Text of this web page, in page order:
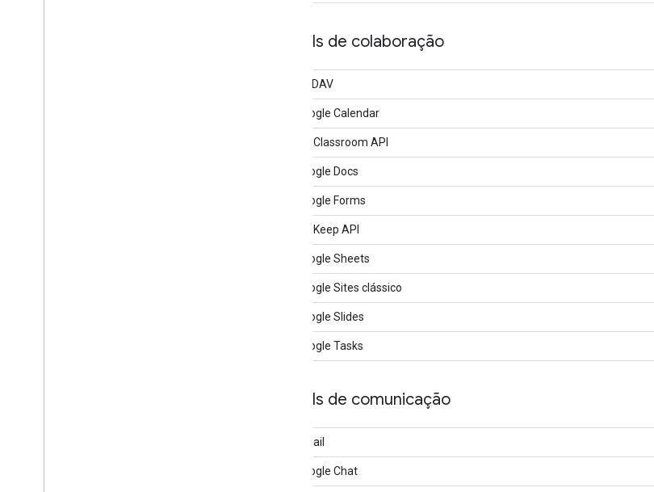
APIs de colaboração
API CalDAV
API Google Calendar
Google Classroom API
API Google Docs
API Google Forms
Google Keep API
API Google Sheets
API Google Sites clássico
API Google Slides
API Google Tasks
APIs de comunicação
API Gmail
API Google Chat